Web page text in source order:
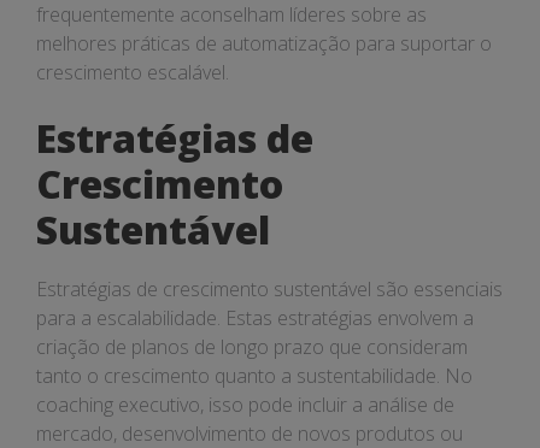
frequentemente aconselham líderes sobre as
melhores práticas de automatização para suportar o
crescimento escalável.
Estratégias de
Crescimento
Sustentável
Estratégias de crescimento sustentável são essenciais
para a escalabilidade. Estas estratégias envolvem a
criação de planos de longo prazo que consideram
tanto o crescimento quanto a sustentabilidade. No
coaching executivo, isso pode incluir a análise de
mercado, desenvolvimento de novos produtos ou